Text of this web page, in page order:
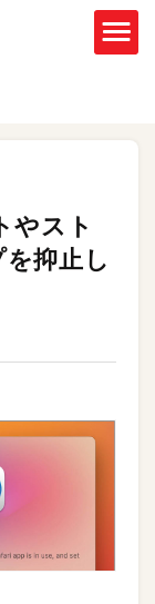
やスト
抑止し